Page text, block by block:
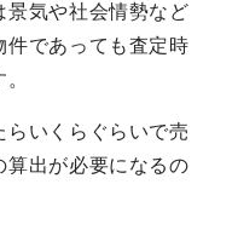
景気や社会情勢など
件であっても査定時
らいくらぐらいで売
算出が必要になるの